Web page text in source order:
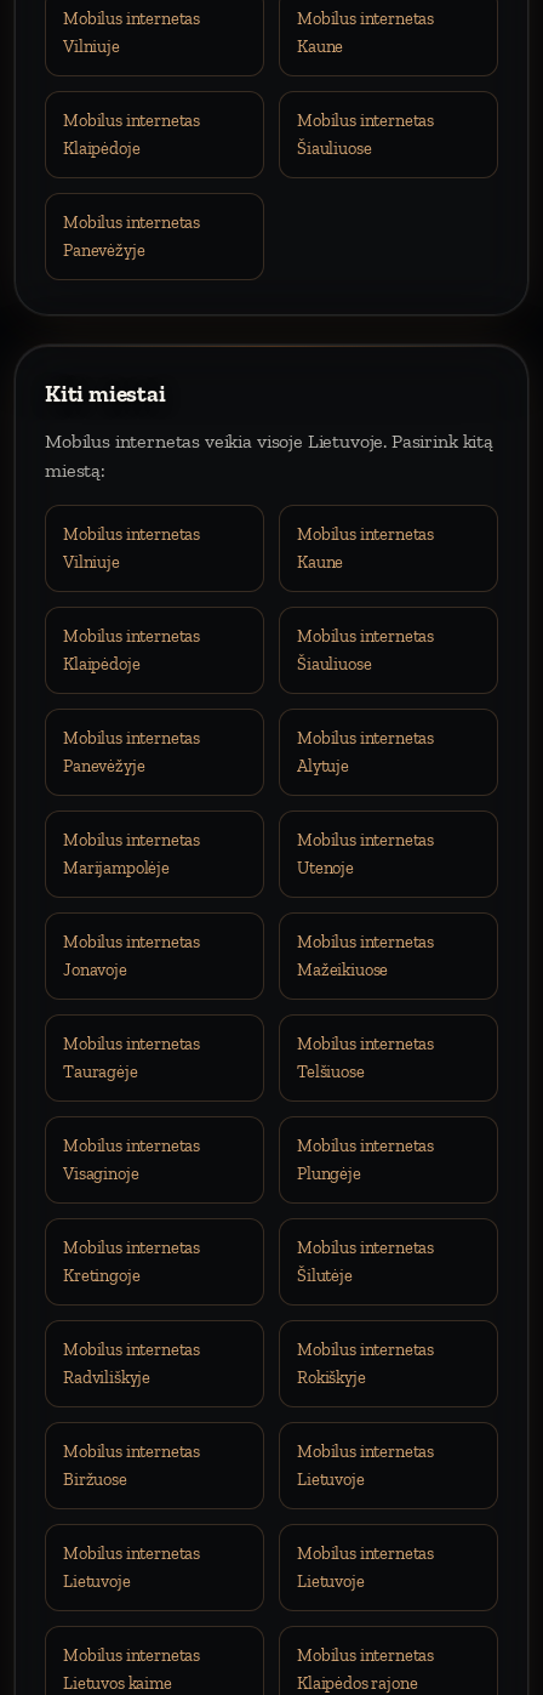
Mobilus internetas
Vilniuje
Mobilus internetas
Kaune
Mobilus internetas
Klaipėdoje
Mobilus internetas
Šiauliuose
Mobilus internetas
Panevėžyje
Kiti miestai
Mobilus internetas veikia visoje Lietuvoje. Pasirink kitą
miestą:
Mobilus internetas
Vilniuje
Mobilus internetas
Kaune
Mobilus internetas
Klaipėdoje
Mobilus internetas
Šiauliuose
Mobilus internetas
Panevėžyje
Mobilus internetas
Alytuje
Mobilus internetas
Marijampolėje
Mobilus internetas
Utenoje
Mobilus internetas
Jonavoje
Mobilus internetas
Mažeikiuose
Mobilus internetas
Tauragėje
Mobilus internetas
Telšiuose
Mobilus internetas
Visaginoje
Mobilus internetas
Plungėje
Mobilus internetas
Kretingoje
Mobilus internetas
Šilutėje
Mobilus internetas
Radviliškyje
Mobilus internetas
Rokiškyje
Mobilus internetas
Biržuose
Mobilus internetas
Lietuvoje
Mobilus internetas
Lietuvoje
Mobilus internetas
Lietuvoje
Mobilus internetas
Lietuvos kaime
Mobilus internetas
Klaipėdos rajone